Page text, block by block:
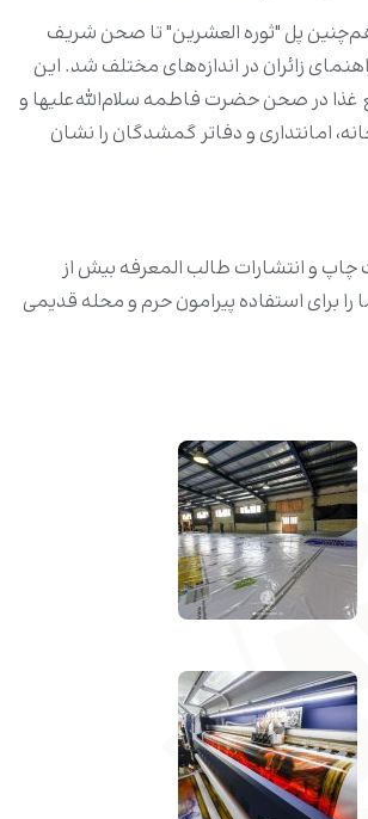
پل‌ "ثوره العشرین" تا صحن شریف
زائران در اندازه‌های مختلف شد. این
غذا در صحن حضرت فاطمه سلام‌الله‌علیها و
امانتداری و دفاتر گمشدگان را نشان
چاپ و انتشارات طالب المعرفه بیش از
را برای استفاده پیرامون حرم و محله قدیمی